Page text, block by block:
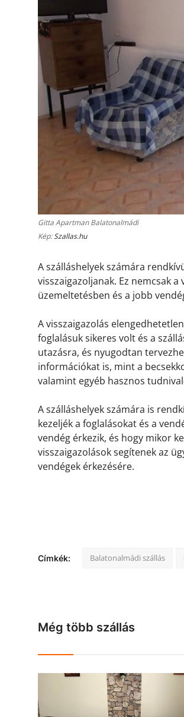
Gitta Apartman Balatonalmádi
Kép:Szallas.hu
A szálláshelyek számára
visszaigazoljanak. Ez nemcsak
üzemeltetésben és a jobb
A visszaigazolás
foglalásuk sikeres volt és a
utazásra, és nyugodtan
információkat is, mint a
valamint egyéb hasznos
A szálláshelyek számára is
kezeljék a foglalásokat és a
vendég érkezik, és hogy mikor
visszaigazolások segítenek az
vendégek érkezésére.
Címkék: Balatonalmádi szállás
Még több szállás